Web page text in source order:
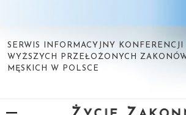
SERWIS INFORMACYJNY KONFERENCJI
WYŻSZYCH PRZEŁOŻONYCH
MĘSKICH W POLSCE